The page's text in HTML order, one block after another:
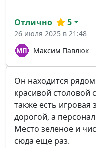
Максим Павлюк
Отлично 5
26 июля 2025 в 21:48
Он находится
красивой столовой
также есть
дорогой, а
Место зеленое и
сюда еще раз.